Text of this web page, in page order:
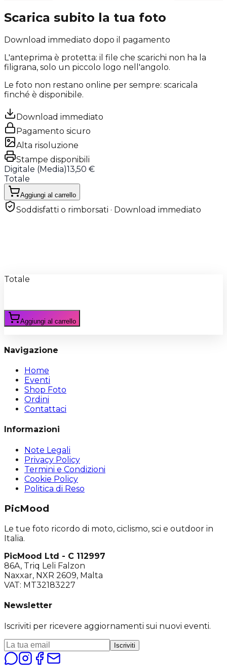
Scarica subito la tua foto
Download immediato dopo il pagamento
L'anteprima è protetta: il file che scarichi non ha la
filigrana, solo un piccolo logo nell'angolo.
Le foto non restano online per sempre: scaricala
finché è disponibile.
Download immediato
Pagamento sicuro
Alta risoluzione
Stampe disponibili
Digitale (Media)13,50 €
Totale
Aggiungi al carrello
Soddisfatti o rimborsati · Download immediato
Totale
Aggiungi al carrello
Navigazione
Home
Eventi
Shop Foto
Ordini
Contattaci
Informazioni
Note Legali
Privacy Policy
Termini e Condizioni
Cookie Policy
Politica di Reso
PicMood
Le tue foto ricordo di moto, ciclismo, sci e outdoor in
Italia.
PicMood Ltd - C 112997
86A, Triq Leli Falzon
Naxxar, NXR 2609, Malta
VAT: MT32183227
Newsletter
Iscriviti per ricevere aggiornamenti sui nuovi eventi.
Iscriviti